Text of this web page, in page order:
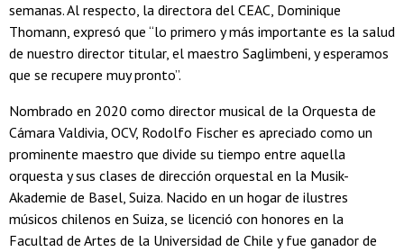
semanas. Al respecto, la directora del CEAC, Dominique
Thomann, expresó que “lo primero y más importante es la salud
de nuestro director titular, el maestro Saglimbeni, y esperamos
que se recupere muy pronto”.
Nombrado en 2020 como director musical de la Orquesta de
Cámara Valdivia, OCV, Rodolfo Fischer es apreciado como un
prominente maestro que divide su tiempo entre aquella
orquesta y sus clases de dirección orquestal en la Musik-
Akademie de Basel, Suiza. Nacido en un hogar de ilustres
músicos chilenos en Suiza, se licenció con honores en la
Facultad de Artes de la Universidad de Chile y fue ganador de